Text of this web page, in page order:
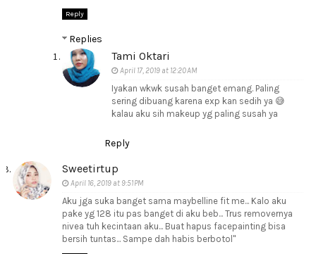
Reply
Replies
Tami Oktari
April 17, 2019 at 12:20 AM
Iyakan wkwk susah banget emang. Paling
sering dibuang karena exp kan sedih ya 😅
kalau aku sih makeup yg paling susah ya
Reply
Sweetirtup
April 16, 2019 at 9:51 PM
Aku jga suka banget sama maybelline fit me... Kalo aku
pake yg 128 itu pas banget di aku beb... Trus removernya
nivea tuh kecintaan aku... Buat hapus facepainting bisa
bersih tuntas... Sampe dah habis berbotol"